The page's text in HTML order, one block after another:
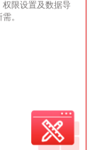
限设置及数据导
。